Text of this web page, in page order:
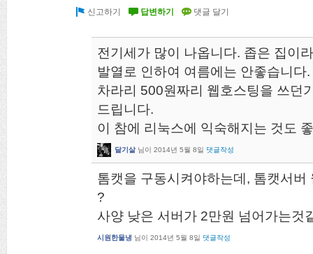
전기세가 많이 나옵니다. 좁은 집이
발열로 인하여 여름에는 안좋습니다.
차라리 500원짜리 웹호스팅을 쓰던
드립니다.
이 참에 리눅스에 익숙해지는 것도
달기살 님이 2014년 5월 8일 댓글작성
톰캣을 구동시켜야하는데, 톰캣서
?
사양 낮은 서버가 2만원 넘어가는것
시원한물냉 님이 2014년 5월 8일 댓글작성